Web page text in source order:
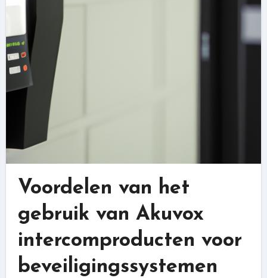
Voordelen van het
gebruik van Akuvox
intercomproducten voor
beveiligingssystemen